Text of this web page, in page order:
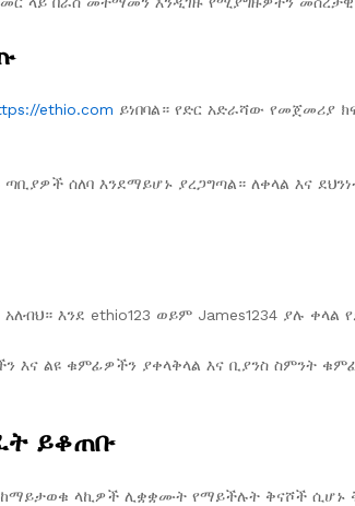
ethio.com ይነበባል። የድር አድራሻው የመጀመሪያ
ሰለባ እንደማይሆኑ ያረጋግጣል። ለቀላል እና
እንደ ethio123 ወይም James1234 ያሉ
እና ልዩ ቁምፊዎችን ያቀላቅላል እና ቢያንስ ስምንት
ይቆጠቡ
ላኪዎች ሊቋቋሙት የማይችሉት ቅናሾች ሲሆኑ